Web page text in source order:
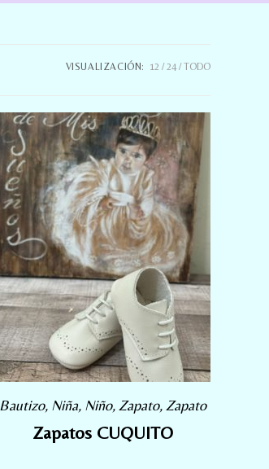
VISUALIZACIÓN: 12 24 TODO
Bautizo, Niña, Niño, Zapato, Zapato
Zapatos CUQUITO